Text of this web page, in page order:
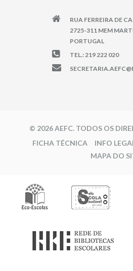
RUA FERREIRA DE
2725-311 MEM
PORTUGAL
TEL.: 219 222 020
© 2026 AEFC. TODOS OS
FICHA TÉCNICA
INFO
MAPA DO